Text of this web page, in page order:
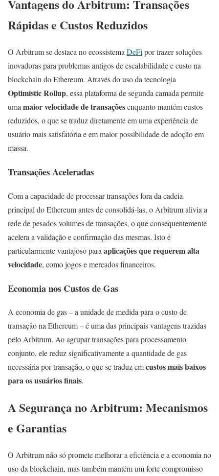
Vantagens do Arbitrum: Transações
Rápidas e Custos Reduzidos
O Arbitrum se destaca no ecossistemaDeFipor trazer soluções
inovadoras para problemas antigos de escalabilidade e custo na
blockchain do Ethereum. Através do uso da tecnologia
Optimistic Rollup, essa plataforma de segunda camada permite
umamaior velocidade de transaçõesenquanto mantém custos
reduzidos, o que se traduz diretamente em uma experiência de
usuário mais satisfatória e em maior possibilidade de adoção em
massa.
Transações Aceleradas
Com a capacidade de processar transações fora da cadeia
principal do Ethereum antes de consolidá-las, o Arbitrum alivia a
rede de pesados volumes de transações, o que consequentemente
acelera a validação e confirmação das mesmas. Isto é
particularmente vantajoso para aplicações que requerem alta
velocidade, como jogos e mercados financeiros.
Economia nos Custos de Gas
A economia de gas – a unidade de medida para o custo de
transação na Ethereum – é uma das principais vantagens trazidas
pelo Arbitrum. Ao agrupar transações para processamento
conjunto, ele reduz significativamente a quantidade de gas
necessária por transação, o que se traduz emcustos mais baixos
para os usuários finais.
A Segurança no Arbitrum: Mecanismos
e Garantias
O Arbitrum não só promete melhorar a eficiência e a economia no
uso da blockchain, mas também mantém um forte compromisso